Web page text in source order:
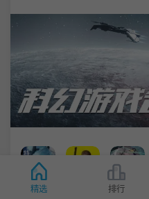
精选 排行